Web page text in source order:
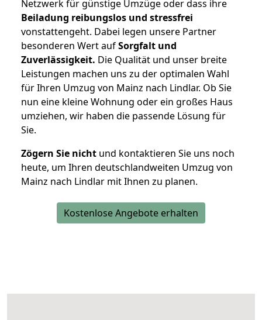
Netzwerk für günstige Umzüge oder dass ihre
Beiladung reibungslos und stressfrei
vonstattengeht. Dabei legen unsere Partner
besonderen Wert aufSorgfalt und
Zuverlässigkeit. Die Qualität und unser breite
Leistungen machen uns zu der optimalen Wahl
für Ihren Umzug von Mainz nach Lindlar. Ob Sie
nun eine kleine Wohnung oder ein großes Haus
umziehen, wir haben die passende Lösung für
Sie.
Zögern Sie nicht und kontaktieren Sie uns noch
heute, um Ihren deutschlandweiten Umzug von
Mainz nach Lindlar mit Ihnen zu planen.
Kostenlose Angebote erhalten